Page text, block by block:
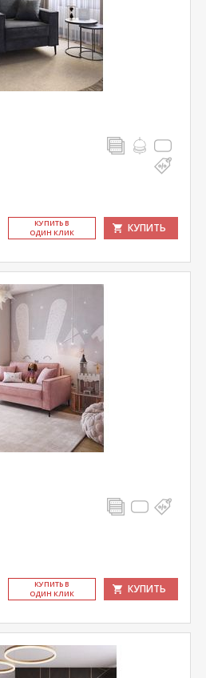
КУ­ПИТЬ В
ОДИН КЛИК
КУПИТЬ
КУ­ПИТЬ В
ОДИН КЛИК
КУПИТЬ